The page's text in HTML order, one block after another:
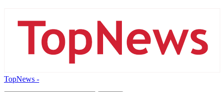
TopNews -